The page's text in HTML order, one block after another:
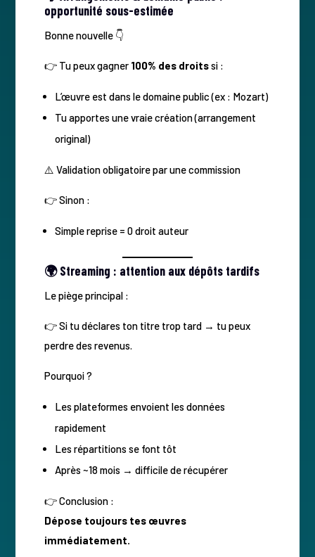
opportunité sous-estimée
Bonne nouvelle 👇
👉 Tu peux gagner 100% des droitssi :
L’œuvre est dans le domaine public (ex : Mozart)
Tu apportes une vraie création (arrangement
original)
⚠️ Validation obligatoire par une commission
👉 Sinon :
Simple reprise = 0 droit auteur
🌍 Streaming : attention aux dépôts tardifs
Le piège principal :
👉 Si tu déclares ton titre trop tard → tu peux
perdre des revenus.
Pourquoi ?
Les plateformes envoient les données
rapidement
Les répartitions se font tôt
Après ~18 mois → difficile de récupérer
👉 Conclusion :
Dépose toujours tes œuvres
immédiatement.